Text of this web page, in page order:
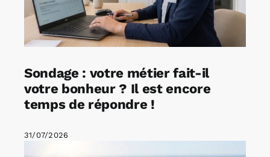
Sondage : votre métier fait-il
votre bonheur ? Il est encore
temps de répondre !
31/07/2026